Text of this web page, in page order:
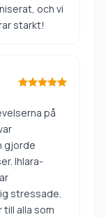
och vi
starkt!
på
gjorde
Ihlara-
stressade.
alla som